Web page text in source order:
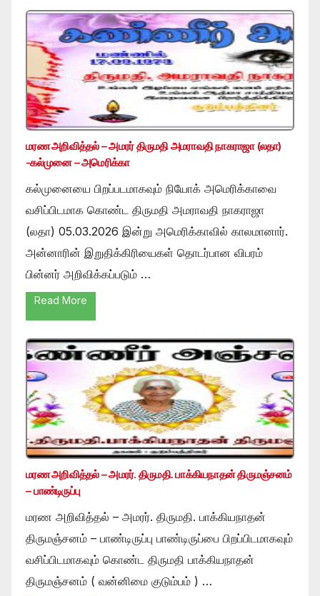
மரண அறிவித்தல் – அமரர் திருமதி அமராவதி நாகராஜா (லதா)
-கல்முனை – அமெரிக்கா
கல்முனையை பிறப்படமாகவும் நியோக் அமெரிக்காவை
வசிப்பிடமாக கொண்ட திருமதி அமராவதி நாகராஜா
(லதா) 05.03.2026 இன்று அமெரிக்காவில் காலமானார்.
அன்னாரின் இறுதிக்கிரியைகள் தொடர்பான விபரம்
பின்னர் அறிவிக்கப்படும் …
Read More
மரண அறிவித்தல் – அமரர். திருமதி. பாக்கியநாதன் திருமஞ்சனம்
– பாண்டிருப்பு
மரண அறிவித்தல் – அமரர். திருமதி. பாக்கியநாதன்
திருமஞ்சனம் – பாண்டிருப்பு பாண்டிருப்பை பிறப்பிடமாகவும்
வசிப்பிடமாகவும் கொண்ட திருமதி பாக்கியநாதன்
திருமஞ்சனம் ( வன்னிமை குடும்பம் ) …